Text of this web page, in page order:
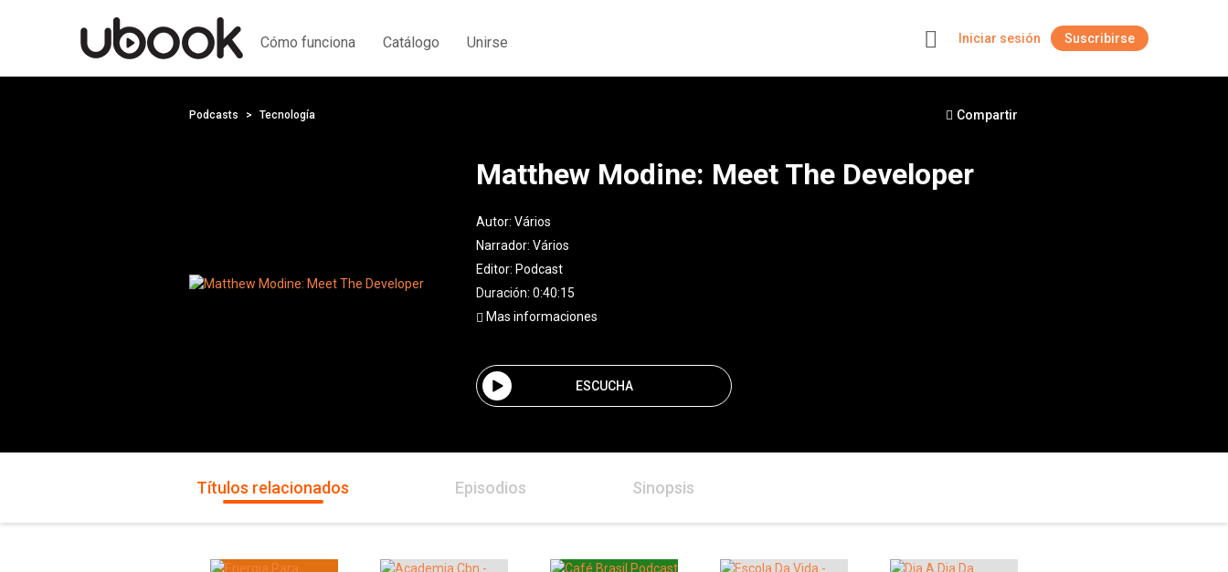
Cómo funciona Catálogo Unirse Iniciar sesión Suscribirse
Podcasts Tecnología Compartir
Matthew Modine: Meet The Developer
Autor: Vários
Narrador: Vários
Editor: Podcast
Duración: 0:40:15
Mas informaciones
ESCUCHA
Títulos relacionados Episodios Sinopsis